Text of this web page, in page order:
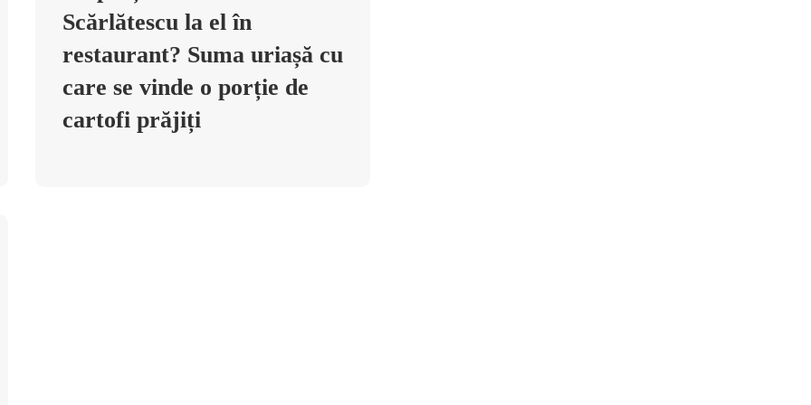
Scărlătescu la el în
restaurant? Suma uriașă cu
care se vinde o porție de
cartofi prăjiți